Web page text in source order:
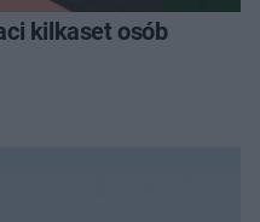
kilkaset osób